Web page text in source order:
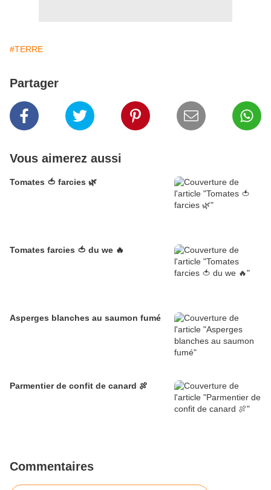
#TERRE
Partager
Vous aimerez aussi
Tomates 🍅 farcies 🌿
Tomates farcies 🍅 du we 🔥
Asperges blanches au saumon fumé
Parmentier de confit de canard 🍖
Commentaires